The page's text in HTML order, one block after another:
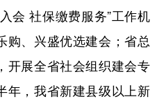
会 社保缴费服务”工作机
购、兴盛优选建会；省总
开展全省社会组织建会专
年，我省新建县级以上新